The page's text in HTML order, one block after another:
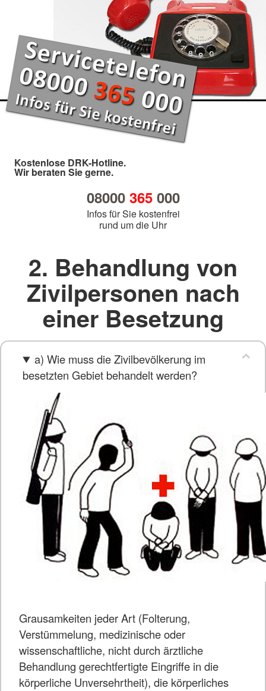
Kostenlose DRK-Hotline.
Wir beraten Sie gerne.
08000 365000
Infos für Sie kostenfrei
rund um die Uhr
2. Behandlung von
Zivilpersonen nach
einer Besetzung
a) Wie muss die Zivilbevölkerung im
besetzten Gebiet behandelt werden?
Grausamkeiten jeder Art (Folterung,
Verstümmelung, medizinische oder
wissenschaftliche, nicht durch ärztliche
Behandlung gerechtfertigte Eingriffe in die
körperliche Unversehrtheit), die körperliches